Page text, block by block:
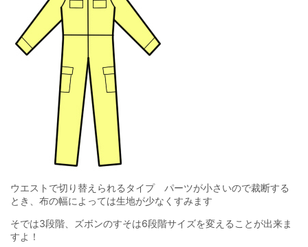
ウエストで切り替えられるタイプ パーツが小さいので裁断する
とき、布の幅によっては生地が少なくすみます
そでは3段階、ズボンのすそは6段階サイズを変えることが出来ま
すよ！